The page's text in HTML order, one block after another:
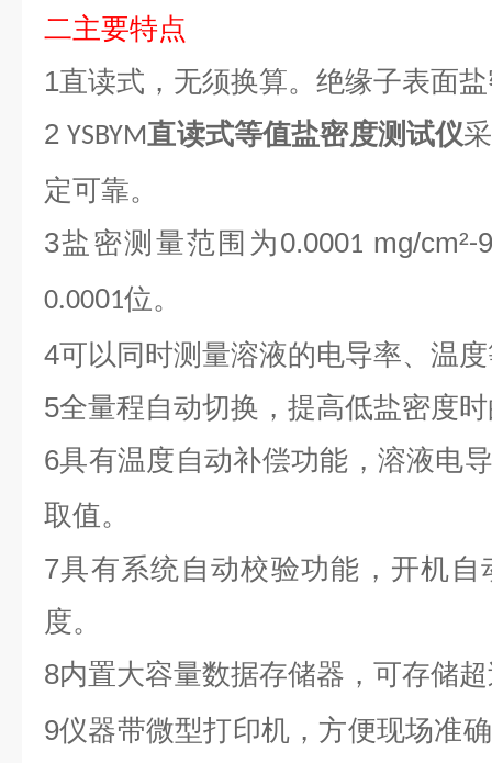
二主要特点
1直读式，无须换算。绝缘子表面
2YSBYM直读式等值盐密度测试仪
定可靠。
3盐密测量范围为0.0001 mg/cm²-
0.0001位。
4可以同时测量溶液的电导率、温
5全量程自动切换，提高低盐密度
6具有温度自动补偿功能，溶液电
取值。
7具有系统自动校验功能，开机
度。
8内置大容量数据存储器，可存储
9仪器带微型打印机，方便现场准